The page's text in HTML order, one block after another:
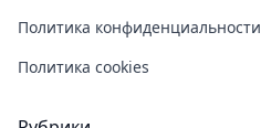
Политика конфиденциальности
Политика cookies